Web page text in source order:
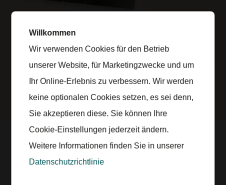
übermitteln Ihnen aber auch gerne den einen oder anderen
Einstieg in die digitale Urlaubswelt.
Reisedate
Willkommen
Wir verwenden Cookies für den Betrieb
unserer Website, für Marketingzwecke und um
Ihr Online-Erlebnis zu verbessern. Wir werden
keine optionalen Cookies setzen, es sei denn,
Sie akzeptieren diese. Sie können Ihre
Cookie-Einstellungen jederzeit ändern.
Weitere Informationen finden Sie in unserer
Datenschutzrichtlinie